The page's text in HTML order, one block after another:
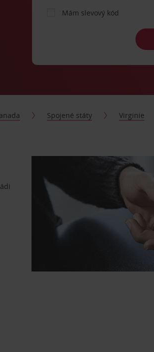
Mám slevový kód
Spojené státy Virginie